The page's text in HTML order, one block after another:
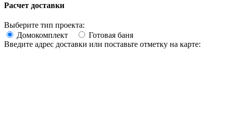
Расчет доставки
Выберите тип проекта:
Домокомплект
Готовая баня
Введите адрес доставки или поставьте отметку на карте: